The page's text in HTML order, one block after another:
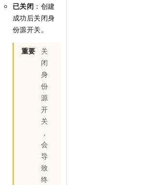
已关闭 ：创建
成功后关闭身
份源开关。
重要
关
闭
身
份
源
开
关
，
会
导
致
终